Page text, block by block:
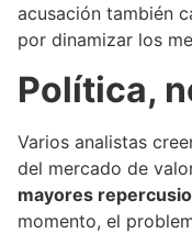
acusación también
por dinamizar los
Política,
Varios analistas
del mercado de
mayores
momento, el